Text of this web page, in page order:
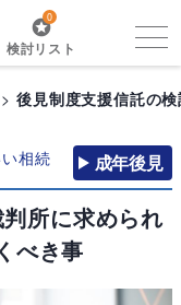
0
検討リスト
後見制度支援信託の
相続 成年後見
所に求められ
べき事